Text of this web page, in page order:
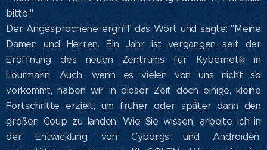
bitte."
Der Angesprochene ergriff das Wort und sagte: "Meine
Damen und Herren. Ein Jahr ist vergangen seit der
Eröffnung des neuen Zentrums für Kybernetik in
Lourmarin. Auch, wenn es vielen von uns nicht so
vorkommt, haben wir in dieser Zeit doch einige, kleine
Fortschritte erzielt, um früher oder später dann den
großen Coup zu landen. Wie Sie wissen, arbeite ich in
der Entwicklung von Cyborgs und Androiden,